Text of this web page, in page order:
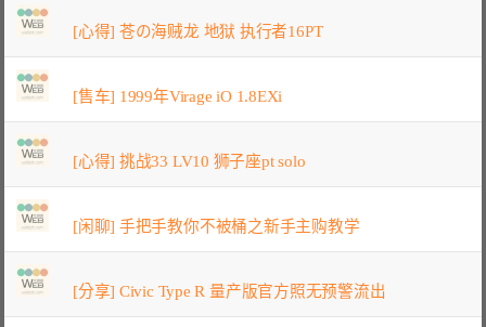
[心得] 苍の海贼龙 地狱 执行者16PT
[售车] 1999年Virage iO 1.8EXi
[心得] 挑战33 LV10 狮子座pt solo
[闲聊] 手把手教你不被桶之新手主购教学
[分享] Civic Type R 量产版官方照无预警流出